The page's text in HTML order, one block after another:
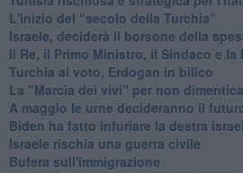
L'inizio del “secolo della Turchia”
Israele, deciderà il borsone della
Il Re, il Primo Ministro, il Sindaco e la
Turchia al voto, Erdogan in bilico
La "Marcia dei vivi" per non
A maggio le urne decideranno il
Biden ha fatto infuriare la destra
Israele rischia una guerra civile
Bufera sull'immigrazione